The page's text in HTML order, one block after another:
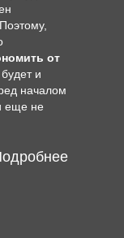
от
и
началом
еще не